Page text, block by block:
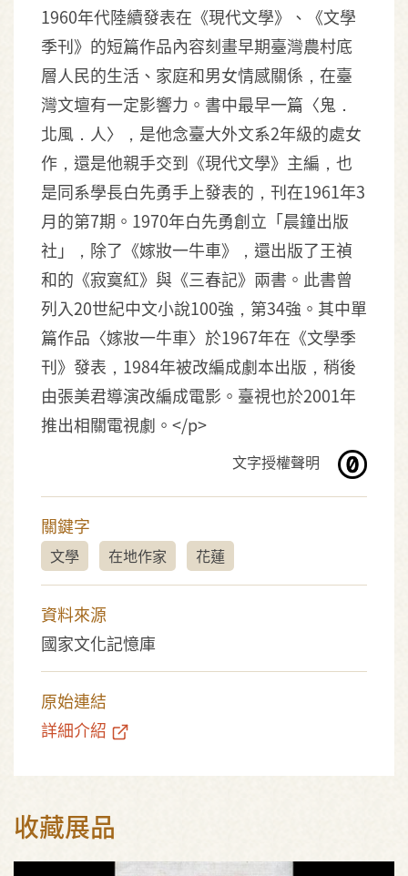
1960年代陸續發表在《現代文學》、《文學
季刊》的短篇作品內容刻畫早期臺灣農村底
層人民的生活、家庭和男女情感關係，在臺
灣文壇有一定影響力。書中最早一篇〈鬼．
北風．人〉，是他念臺大外文系2年級的處女
作，還是他親手交到《現代文學》主編，也
是同系學長白先勇手上發表的，刊在1961年3
月的第7期。1970年白先勇創立「晨鐘出版
社」，除了《嫁妝一牛車》，還出版了王禎
和的《寂寞紅》與《三春記》兩書。此書曾
列入20世紀中文小說100強，第34強。其中單
篇作品〈嫁妝一牛車〉於1967年在《文學季
刊》發表，1984年被改編成劇本出版，稍後
由張美君導演改編成電影。臺視也於2001年
推出相關電視劇。</p>
文字授權聲明
關鍵字
文學 在地作家 花蓮
資料來源
國家文化記憶庫
原始連結
詳細介紹
收藏展品